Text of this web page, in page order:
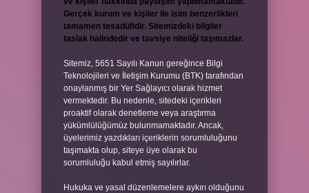
Gerçek kurum ve kişiler ile isim benzerlikleri
tamamen tesadüfidir. Sitemizdeki bilgiler
taslak halindedir ve tavsiye niteliği taşımazlar.
Sitemiz, 5651 Sayılı Kanun gereğince Bilgi
Teknolojileri ve İletişim Kurumu (BTK) tarafından
onaylanmış bir Yer Sağlayıcı olarak hizmet
vermektedir. Bu nedenle, sitedeki içerikleri
proaktif olarak denetleme veya araştırma
yükümlülüğümüz bulunmamaktadır. Ancak,
üyelerimiz yazdıkları içeriklerin sorumluluğunu
taşımakta olup, siteye üye olarak bu
sorumluluğu kabul etmiş sayılırlar.
Hukuka ve yasal düzenlemelere aykırı olduğunu